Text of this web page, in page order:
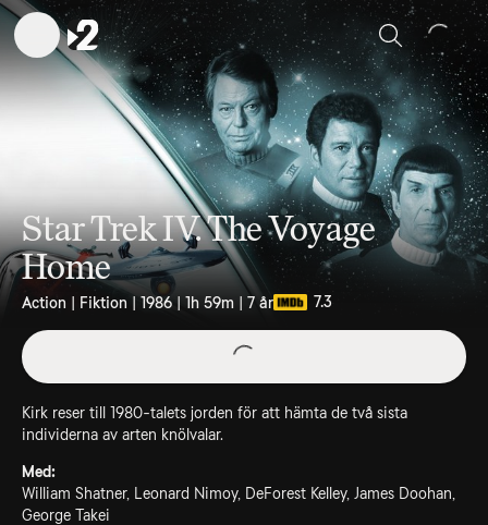
Sök
Star Trek IV. The Voyage
Home
Action | Fiktion | 1986 | 1h 59m | 7 år 7.3
Kirk reser till 1980-talets jorden för att hämta de två sista
individerna av arten knölvalar.
Med:
William Shatner, Leonard Nimoy, DeForest Kelley, James Doohan,
George Takei